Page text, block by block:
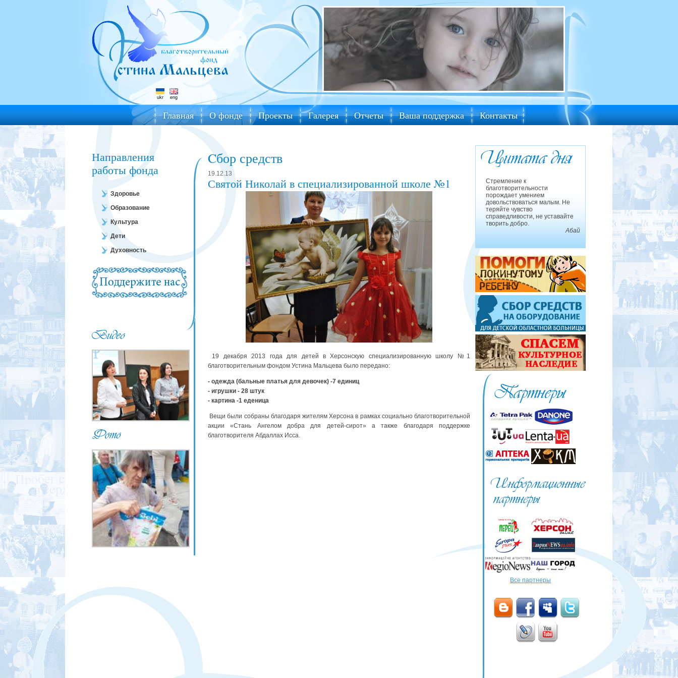
ukr eng
Главная О фонде Проекты Галерея Отчеты Ваша поддержка Контакты
Направления
работы фонда
Здоровье
Образование
Культура
Дети
Духовность
Cбор средств
19.12.13
Святой Николай в специализированной школе №1
19 декабря 2013 года для детей в Херсонскую специализированную школу №1
благотворительным фондом Устина Мальцева было передано:
- одежда (бальные платья для девочек) -7 единиц
- игрушки - 28 штук
- картина -1 еденица
Вещи были собраны благодаря жителям Херсона в рамках социально благотворительной
акции «Стань Ангелом добра для детей-сирот» а также благодаря поддержке
благотворителя Абдаллах Исса.
Стремление к
благотворительности
порождает умением
довольствоваться малым. Не
теряйте чувство
справедливости, не уставайте
творить добро.
Абай
Все партнеры